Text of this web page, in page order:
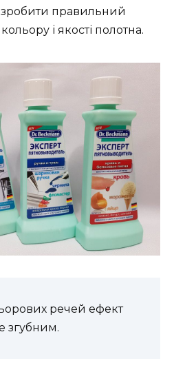
зробити правильний
і якості полотна.
речей ефект
згубним.